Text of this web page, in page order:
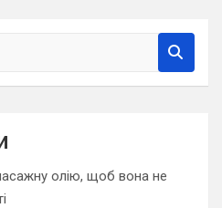
олію, щоб вона не